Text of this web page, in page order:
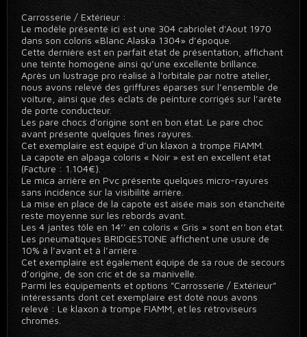
Carrosserie / Extérieur :
Le modèle présenté ici est une 304 cabriolet d'Aout 1970
dans son coloris «Blanc Alaska 1304» d’époque.
Cette dernière est en parfait état de présentation, affichant
une teinte homogène ainsi qu’une excellente brillance.
Après un lustrage pro réalisé à l'orbitale par notre atelier,
nous avons relevé des griffures éparses sur l’ensemble de
voiture, ainsi que des éclats de peinture corrigés sur l’arête
de porte conducteur.
Les pare chocs d'origine sont en bon état. Le pare choc
avant présente quelques fines rayures.
Cet exemplaire est équipé d’un klaxon à trompe FIAMM.
La capote en alpaga coloris « Noir » est en excellent état
(Facture : 1.104€).
Le mica arrière en Pvc présente quelques micro-rayures
sans incidence sur la visibilité arrière.
La mise en place de la capote est aisée mais son étanchéité
reste moyenne sur les rebords avant.
Les 4 jantes tôle en 14’’ en coloris « Gris » sont en bon état.
Les pneumatiques BRIDGESTONE affichent une usure de
10% à l’avant et à l’arrière.
Cet exemplaire est également équipé de sa roue de secours
d’origine, de son cric et de sa manivelle.
Parmi les équipements et options "Carrosserie / Extérieur"
intéressants dont cet exemplaire est doté nous avons
relevé : Le klaxon à trompe FIAMM, et les rétroviseurs
chromés.